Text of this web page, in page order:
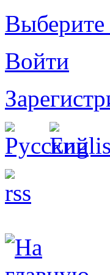
Выберите
Войти